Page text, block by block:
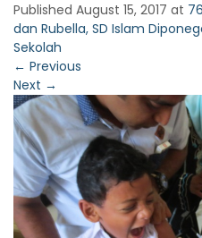
Published August 15, 2017 at
dan Rubella, SD Islam
Sekolah
← Previous
Next →